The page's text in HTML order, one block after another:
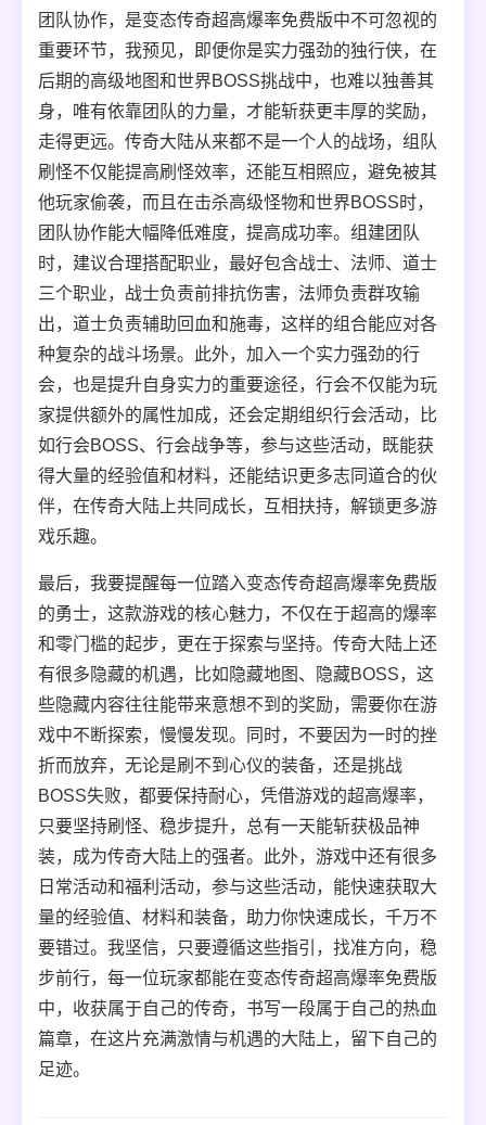
团队协作，是变态传奇超高爆率免费版中不可忽视的
重要环节，我预见，即便你是实力强劲的独行侠，在
后期的高级地图和世界BOSS挑战中，也难以独善其
身，唯有依靠团队的力量，才能斩获更丰厚的奖励，
走得更远。传奇大陆从来都不是一个人的战场，组队
刷怪不仅能提高刷怪效率，还能互相照应，避免被其
他玩家偷袭，而且在击杀高级怪物和世界BOSS时，
团队协作能大幅降低难度，提高成功率。组建团队
时，建议合理搭配职业，最好包含战士、法师、道士
三个职业，战士负责前排抗伤害，法师负责群攻输
出，道士负责辅助回血和施毒，这样的组合能应对各
种复杂的战斗场景。此外，加入一个实力强劲的行
会，也是提升自身实力的重要途径，行会不仅能为玩
家提供额外的属性加成，还会定期组织行会活动，比
如行会BOSS、行会战争等，参与这些活动，既能获
得大量的经验值和材料，还能结识更多志同道合的伙
伴，在传奇大陆上共同成长，互相扶持，解锁更多游
戏乐趣。
最后，我要提醒每一位踏入变态传奇超高爆率免费版
的勇士，这款游戏的核心魅力，不仅在于超高的爆率
和零门槛的起步，更在于探索与坚持。传奇大陆上还
有很多隐藏的机遇，比如隐藏地图、隐藏BOSS，这
些隐藏内容往往能带来意想不到的奖励，需要你在游
戏中不断探索，慢慢发现。同时，不要因为一时的挫
折而放弃，无论是刷不到心仪的装备，还是挑战
BOSS失败，都要保持耐心，凭借游戏的超高爆率，
只要坚持刷怪、稳步提升，总有一天能斩获极品神
装，成为传奇大陆上的强者。此外，游戏中还有很多
日常活动和福利活动，参与这些活动，能快速获取大
量的经验值、材料和装备，助力你快速成长，千万不
要错过。我坚信，只要遵循这些指引，找准方向，稳
步前行，每一位玩家都能在变态传奇超高爆率免费版
中，收获属于自己的传奇，书写一段属于自己的热血
篇章，在这片充满激情与机遇的大陆上，留下自己的
足迹。